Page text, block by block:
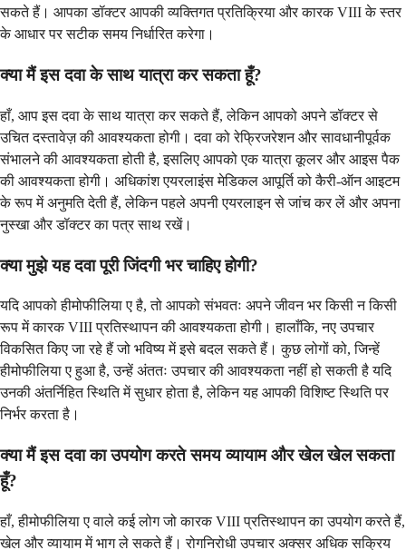
सकते हैं। आपका डॉक्टर आपकी व्यक्तिगत प्रतिक्रिया और कारक VIII के स्तर
के आधार पर सटीक समय निर्धारित करेगा।
क्या मैं इस दवा के साथ यात्रा कर सकता हूँ?
हाँ, आप इस दवा के साथ यात्रा कर सकते हैं, लेकिन आपको अपने डॉक्टर से
उचित दस्तावेज़ की आवश्यकता होगी। दवा को रेफ्रिजरेशन और सावधानीपूर्वक
संभालने की आवश्यकता होती है, इसलिए आपको एक यात्रा कूलर और आइस पैक
की आवश्यकता होगी। अधिकांश एयरलाइंस मेडिकल आपूर्ति को कैरी-ऑन आइटम
के रूप में अनुमति देती हैं, लेकिन पहले अपनी एयरलाइन से जांच कर लें और अपना
नुस्खा और डॉक्टर का पत्र साथ रखें।
क्या मुझे यह दवा पूरी जिंदगी भर चाहिए होगी?
यदि आपको हीमोफीलिया ए है, तो आपको संभवतः अपने जीवन भर किसी न किसी
रूप में कारक VIII प्रतिस्थापन की आवश्यकता होगी। हालाँकि, नए उपचार
विकसित किए जा रहे हैं जो भविष्य में इसे बदल सकते हैं। कुछ लोगों को, जिन्हें
हीमोफीलिया ए हुआ है, उन्हें अंततः उपचार की आवश्यकता नहीं हो सकती है यदि
उनकी अंतर्निहित स्थिति में सुधार होता है, लेकिन यह आपकी विशिष्ट स्थिति पर
निर्भर करता है।
क्या मैं इस दवा का उपयोग करते समय व्यायाम और खेल खेल सकता
हूँ?
हाँ, हीमोफीलिया ए वाले कई लोग जो कारक VIII प्रतिस्थापन का उपयोग करते हैं,
खेल और व्यायाम में भाग ले सकते हैं। रोगनिरोधी उपचार अक्सर अधिक सक्रिय